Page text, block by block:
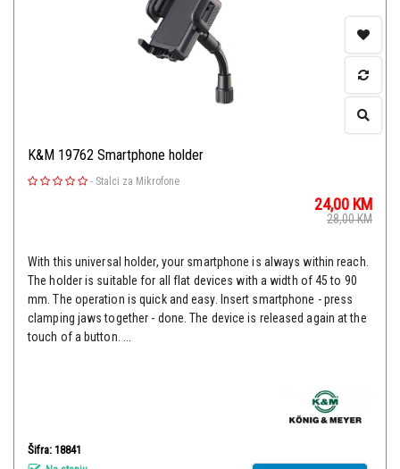
K&M 19762 Smartphone holder
- Stalci za Mikrofone
24,00 KM
28,00KM
With this universal holder, your smartphone is always within reach.
The holder is suitable for all flat devices with a width of 45 to 90
mm. The operation is quick and easy. Insert smartphone - press
clamping jaws together - done. The device is released again at the
touch of a button. ...
Šifra: 18841